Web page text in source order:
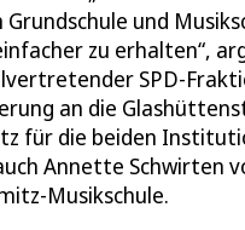
Grundschule und
zu erhalten“,
SPD-
an die
für die beiden
Annette Schwirten
Musikschule.